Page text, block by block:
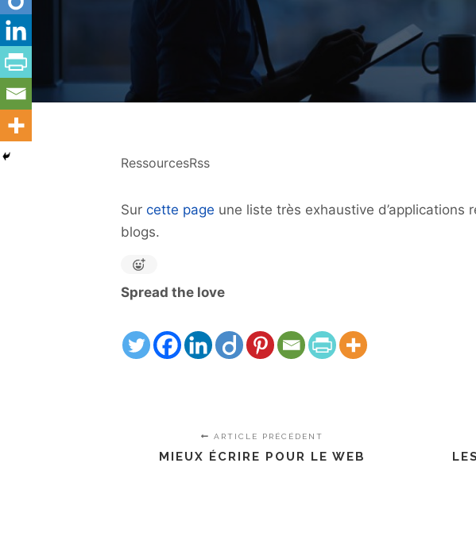
RessourcesRss
Sur cette page une liste très exhaustive d’applications
blogs.
Spread the love
ARTICLE PRÉCÉDENT
MIEUX ÉCRIRE POUR LE WEB